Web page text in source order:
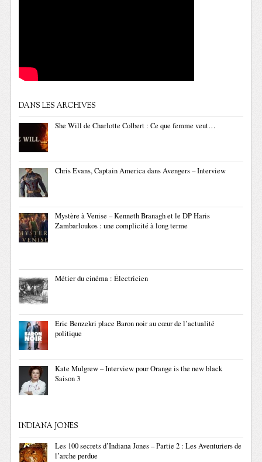
DANS LES ARCHIVES
She Will de Charlotte Colbert : Ce que femme veut…
Chris Evans, Captain America dans Avengers – Interview
Mystère à Venise – Kenneth Branagh et le DP Haris
Zambarloukos : une complicité à long terme
Métier du cinéma : Électricien
Eric Benzekri place Baron noir au cœur de l’actualité
politique
Kate Mulgrew – Interview pour Orange is the new black
Saison 3
INDIANA JONES
Les 100 secrets d’Indiana Jones – Partie 2 : Les Aventuriers de
l’arche perdue